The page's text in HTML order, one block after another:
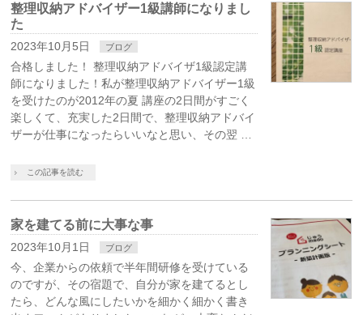
整理収納アドバイザー1級講師になりまし
た
2023年10月5日 ブログ
合格しました！ 整理収納アドバイザ1級認定講
師になりました！私が整理収納アドバイザー1級
を受けたのが2012年の夏 講座の2日間がすごく
楽しくて、充実した2日間で、整理収納アドバイ
ザーが仕事になったらいいなと思い、その翌 …
この記事を読む
家を建てる前に大事な事
2023年10月1日 ブログ
今、企業からの依頼で半年間研修を受けている
のですが、その宿題で、自分が家を建てるとし
たら、どんな風にしたいかを細かく細かく書き